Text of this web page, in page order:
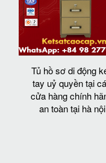
Tủ hồ sơ di động
tay uỷ quyền tại
cửa hàng chính
an toàn tại hà nội